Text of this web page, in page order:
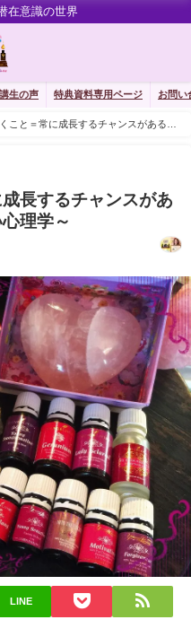
在意識の世界
生の声 特典資料専用ページ お問い
こと＝常に成長するチャンスがあると
長するチャンスがあ
理学～
LINE